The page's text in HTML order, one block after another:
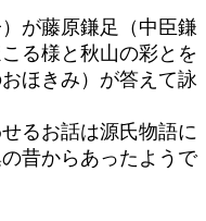
が藤原鎌足（中臣鎌
る様と秋山の彩とを
ほきみ）が答えて詠
るお話は源氏物語に
昔からあったようで